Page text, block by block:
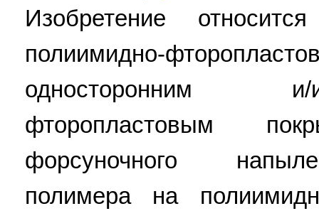
Изобретение
полиимидно-
односторонним и/
фторопластовым
форсуночного
полимера на